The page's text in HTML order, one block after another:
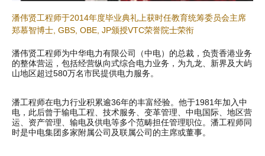
潘伟贤工程师于2014年度毕业典礼上获时任教育统筹委员会主席
郑慕智博士, GBS, OBE, JP颁授VTC荣誉院士荣衔
潘伟贤工程师为中华电力有限公司（中电）的总裁，负责香港业务
的整体营运，包括经营纵向式综合电力业务，为九龙、新界及大屿
山地区超过580万名市民提供电力服务。
潘工程师在电力行业积累逾36年的丰富经验。他于1981年加入中
电，此后曾于输电工程、技术服务、变革管理、中电国际、地区营
运、资产管理、输电及供电等多个范畴担任管理职位。潘工程师同
时是中电集团多家附属公司及联属公司的主席或董事。